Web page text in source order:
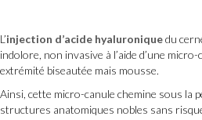
L’injection d’acide hyaluroniquedu
indolore, non invasive à l’aide d’une
extrémité biseautée mais mousse.
Ainsi, cette micro-canule chemine sous la
structures anatomiques nobles sans